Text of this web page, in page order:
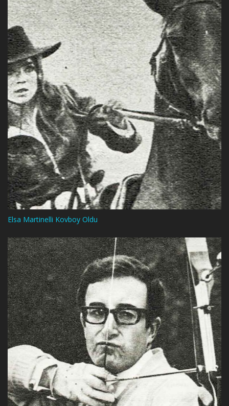
Elsa Martinelli Kovboy Oldu